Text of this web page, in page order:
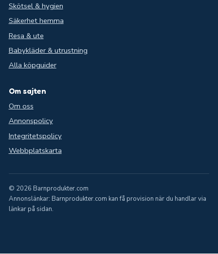
Skötsel & hygien
Säkerhet hemma
Resa & ute
Babykläder & utrustning
Alla köpguider
Om sajten
Om oss
Annonspolicy
Integritetspolicy
Webbplatskarta
© 2026 Barnprodukter.com
Annonslänkar: Barnprodukter.com kan få provision när du handlar via
länkar på sidan.